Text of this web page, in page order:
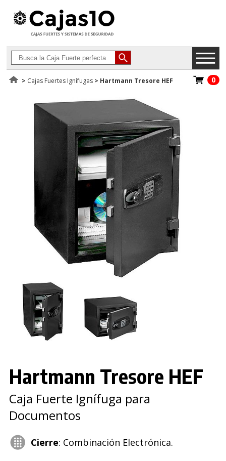
> Cajas Fuertes Ignífugas > Hartmann Tresore HEF 0
Hartmann Tresore HEF
Caja Fuerte Ignífuga para
Documentos
Cierre: Combinación Electrónica.